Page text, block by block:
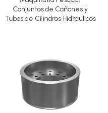
Conjuntos de Cañones y
Tubos de Cilindros Hidraulicos